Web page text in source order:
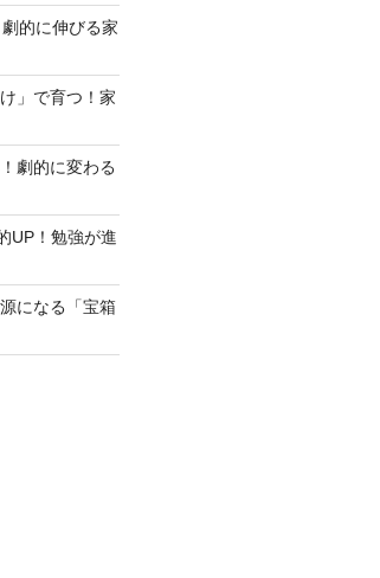
的に伸びる家
」で育つ！家
劇的に変わる
UP！勉強が進
になる「宝箱